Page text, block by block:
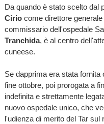
Da quando è stato scelto dal
Ciriocome direttore generale
commissario dell'ospedale
Tranchida, è al centro
cuneese.
Se dapprima era stata
fine ottobre, poi prorogata a
indefinita e strettamente
nuovo ospedale unico, che
l'udienza di merito del Tar sul